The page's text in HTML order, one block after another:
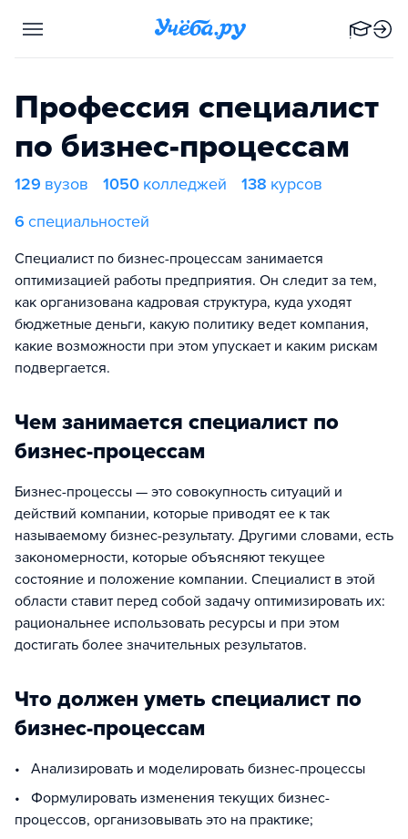
Профессия специалист
по бизнес-процессам
129 вузов 1050 колледжей 138 курсов
6 специальностей
Специалист по бизнес-процессам занимается
оптимизацией работы предприятия. Он следит за тем,
как организована кадровая структура, куда уходят
бюджетные деньги, какую политику ведет компания,
какие возможности при этом упускает и каким рискам
подвергается.
Чем занимается специалист по
бизнес-процессам
Бизнес-процессы — это совокупность ситуаций и
действий компании, которые приводят ее к так
называемому бизнес-результату. Другими словами, есть
закономерности, которые объясняют текущее
состояние и положение компании. Специалист в этой
области ставит перед собой задачу оптимизировать их:
рациональнее использовать ресурсы и при этом
достигать более значительных результатов.
Что должен уметь специалист по
бизнес-процессам
• Анализировать и моделировать бизнес-процессы
• Формулировать изменения текущих бизнес-
процессов, организовывать это на практике;